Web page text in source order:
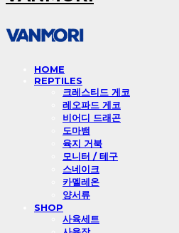
HOME
REPTILES
크레스티드 게코
레오파드 게코
비어디 드래곤
도마뱀
육지 거북
모니터 / 테구
스네이크
카멜레온
양서류
SHOP
사육세트